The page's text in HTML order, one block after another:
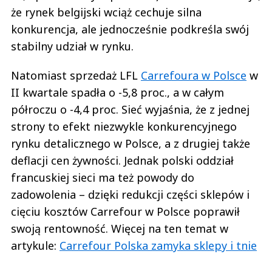
że rynek belgijski wciąż cechuje silna
konkurencja, ale jednocześnie podkreśla swój
stabilny udział w rynku.
Natomiast sprzedaż LFL Carrefoura w Polsce w
II kwartale spadła o -5,8 proc., a w całym
półroczu o -4,4 proc. Sieć wyjaśnia, że z jednej
strony to efekt niezwykle konkurencyjnego
rynku detalicznego w Polsce, a z drugiej także
deflacji cen żywności. Jednak polski oddział
francuskiej sieci ma też powody do
zadowolenia – dzięki redukcji części sklepów i
cięciu kosztów Carrefour w Polsce poprawił
swoją rentowność. Więcej na ten temat w
artykule: Carrefour Polska zamyka sklepy i tnie